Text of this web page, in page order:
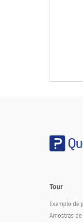
2.
3.
Tour
Exemplo de
Amostras de